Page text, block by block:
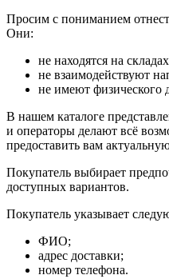
Просим с пониманием
Они:
не находятся на
не взаимодействуют
не имеют физического
В нашем каталоге
и операторы делают всё
предоставить вам
Покупатель выбирает
доступных вариантов.
Покупатель указывает
ФИО;
адрес доставки;
номер телефона.